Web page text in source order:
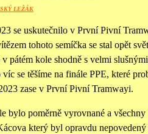
LEŽÁK
se uskutečnilo v První Pivní
tohoto semíčka se stal opět
pátém kole shodně s velmi
se těšíme na finále PPE, které
zase v První Pivní Tramwayi.
bylo poměrně vyrovnané a
který byl opravdu nepovedený